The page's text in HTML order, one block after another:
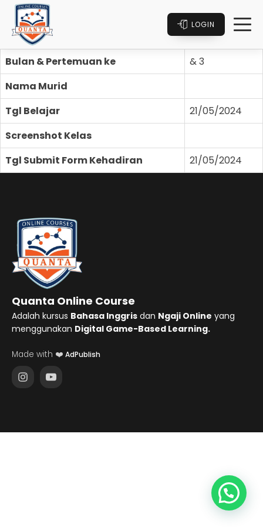
LOGIN
Bulan & Pertemuan ke
& 3
Nama Murid
Tgl Belajar
21/05/2024
Screenshot Kelas
Tgl Submit Form Kehadiran
21/05/2024
Quanta Online Course
Adalah kursus Bahasa Inggris dan Ngaji Online yang
menggunakan Digital Game-Based Learning.
Made with ❤️ AdPublish